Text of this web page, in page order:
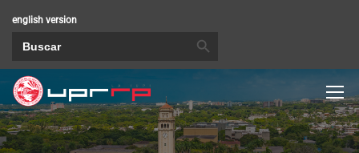
english version